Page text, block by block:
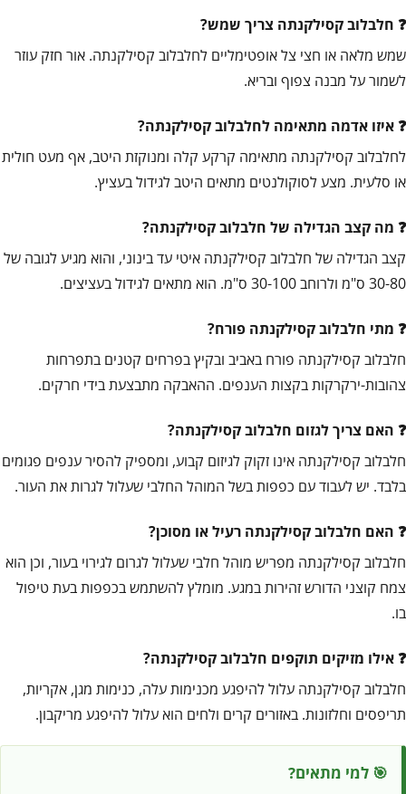
חלבלוב קסילקנתה צריך שמש?
שמש מלאה או חצי צל אופטימליים לחלבלוב קסילקנתה. אור חזק עוזר
לשמור על מבנה צפוף ובריא.
איזו אדמה מתאימה לחלבלוב קסילקנתה?
לחלבלוב קסילקנתה מתאימה קרקע קלה ומנוקזת היטב, אף מעט חולית
או סלעית. מצע לסוקולנטים מתאים היטב לגידול בעציץ.
מה קצב הגדילה של חלבלוב קסילקנתה?
קצב הגדילה של חלבלוב קסילקנתה איטי עד בינוני, והוא מגיע לגובה של
30-80 ס"מ ולרוחב 30-100 ס"מ. הוא מתאים לגידול בעציצים.
מתי חלבלוב קסילקנתה פורח?
חלבלוב קסילקנתה פורח באביב ובקיץ בפרחים קטנים בתפרחות
צהובות-ירקרקות בקצות הענפים. ההאבקה מתבצעת בידי חרקים.
האם צריך לגזום חלבלוב קסילקנתה?
חלבלוב קסילקנתה אינו זקוק לגיזום קבוע, ומספיק להסיר ענפים פגומים
בלבד. יש לעבוד עם כפפות בשל המוהל החלבי שעלול לגרות את העור.
האם חלבלוב קסילקנתה רעיל או מסוכן?
חלבלוב קסילקנתה מפריש מוהל חלבי שעלול לגרום לגירוי בעור, וכן הוא
צמח קוצני הדורש זהירות במגע. מומלץ להשתמש בכפפות בעת טיפול
בו.
אילו מזיקים תוקפים חלבלוב קסילקנתה?
חלבלוב קסילקנתה עלול להיפגע מכנימות עלה, כנימות מגן, אקריות,
תריפסים וחלזונות. באזורים קרים ולחים הוא עלול להיפגע מריקבון.
🎯 למי מתאים?